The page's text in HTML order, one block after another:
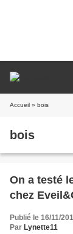
Accueil » bois
bois
On a testé
chez
Publié le 16/11/
Par Lynette11